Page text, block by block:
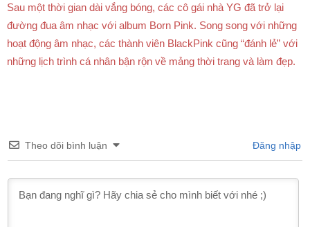
Sau một thời gian dài vắng bóng, các cô gái nhà YG đã trở lại
đường đua âm nhạc với album Born Pink. Song song với những
hoạt động âm nhạc, các thành viên BlackPink cũng “đánh lẻ” với
những lịch trình cá nhân bận rộn về mảng thời trang và làm đẹp.
Theo dõi bình luận Đăng nhập